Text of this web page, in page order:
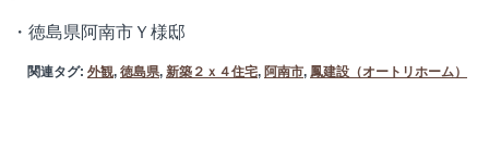
・徳島県阿南市Ｙ様邸
関連タグ: 外観, 徳島県, 新築２ｘ４住宅, 阿南市, 鳳建設（オートリホーム）